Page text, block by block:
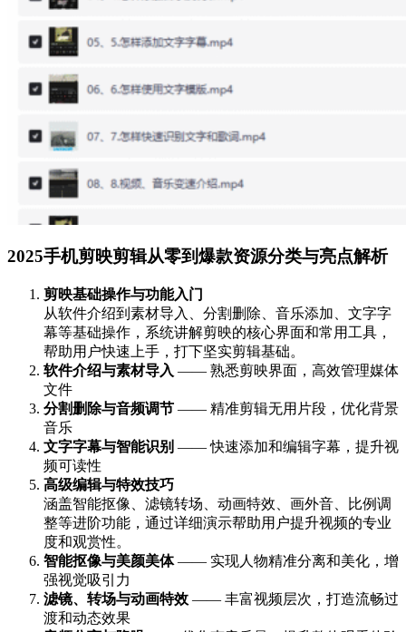
2025手机剪映剪辑从零到爆款资源分类与亮点解析
剪映基础操作与功能入门
从软件介绍到素材导入、分割删除、音乐添加、文字字
幕等基础操作，系统讲解剪映的核心界面和常用工具，
帮助用户快速上手，打下坚实剪辑基础。
软件介绍与素材导入 —— 熟悉剪映界面，高效管理媒体
文件
分割删除与音频调节 —— 精准剪辑无用片段，优化背景
音乐
文字字幕与智能识别 —— 快速添加和编辑字幕，提升视
频可读性
高级编辑与特效技巧
涵盖智能抠像、滤镜转场、动画特效、画外音、比例调
整等进阶功能，通过详细演示帮助用户提升视频的专业
度和观赏性。
智能抠像与美颜美体—— 实现人物精准分离和美化，增
强视觉吸引力
滤镜、转场与动画特效 —— 丰富视频层次，打造流畅过
渡和动态效果